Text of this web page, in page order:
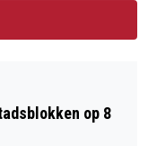
op 8